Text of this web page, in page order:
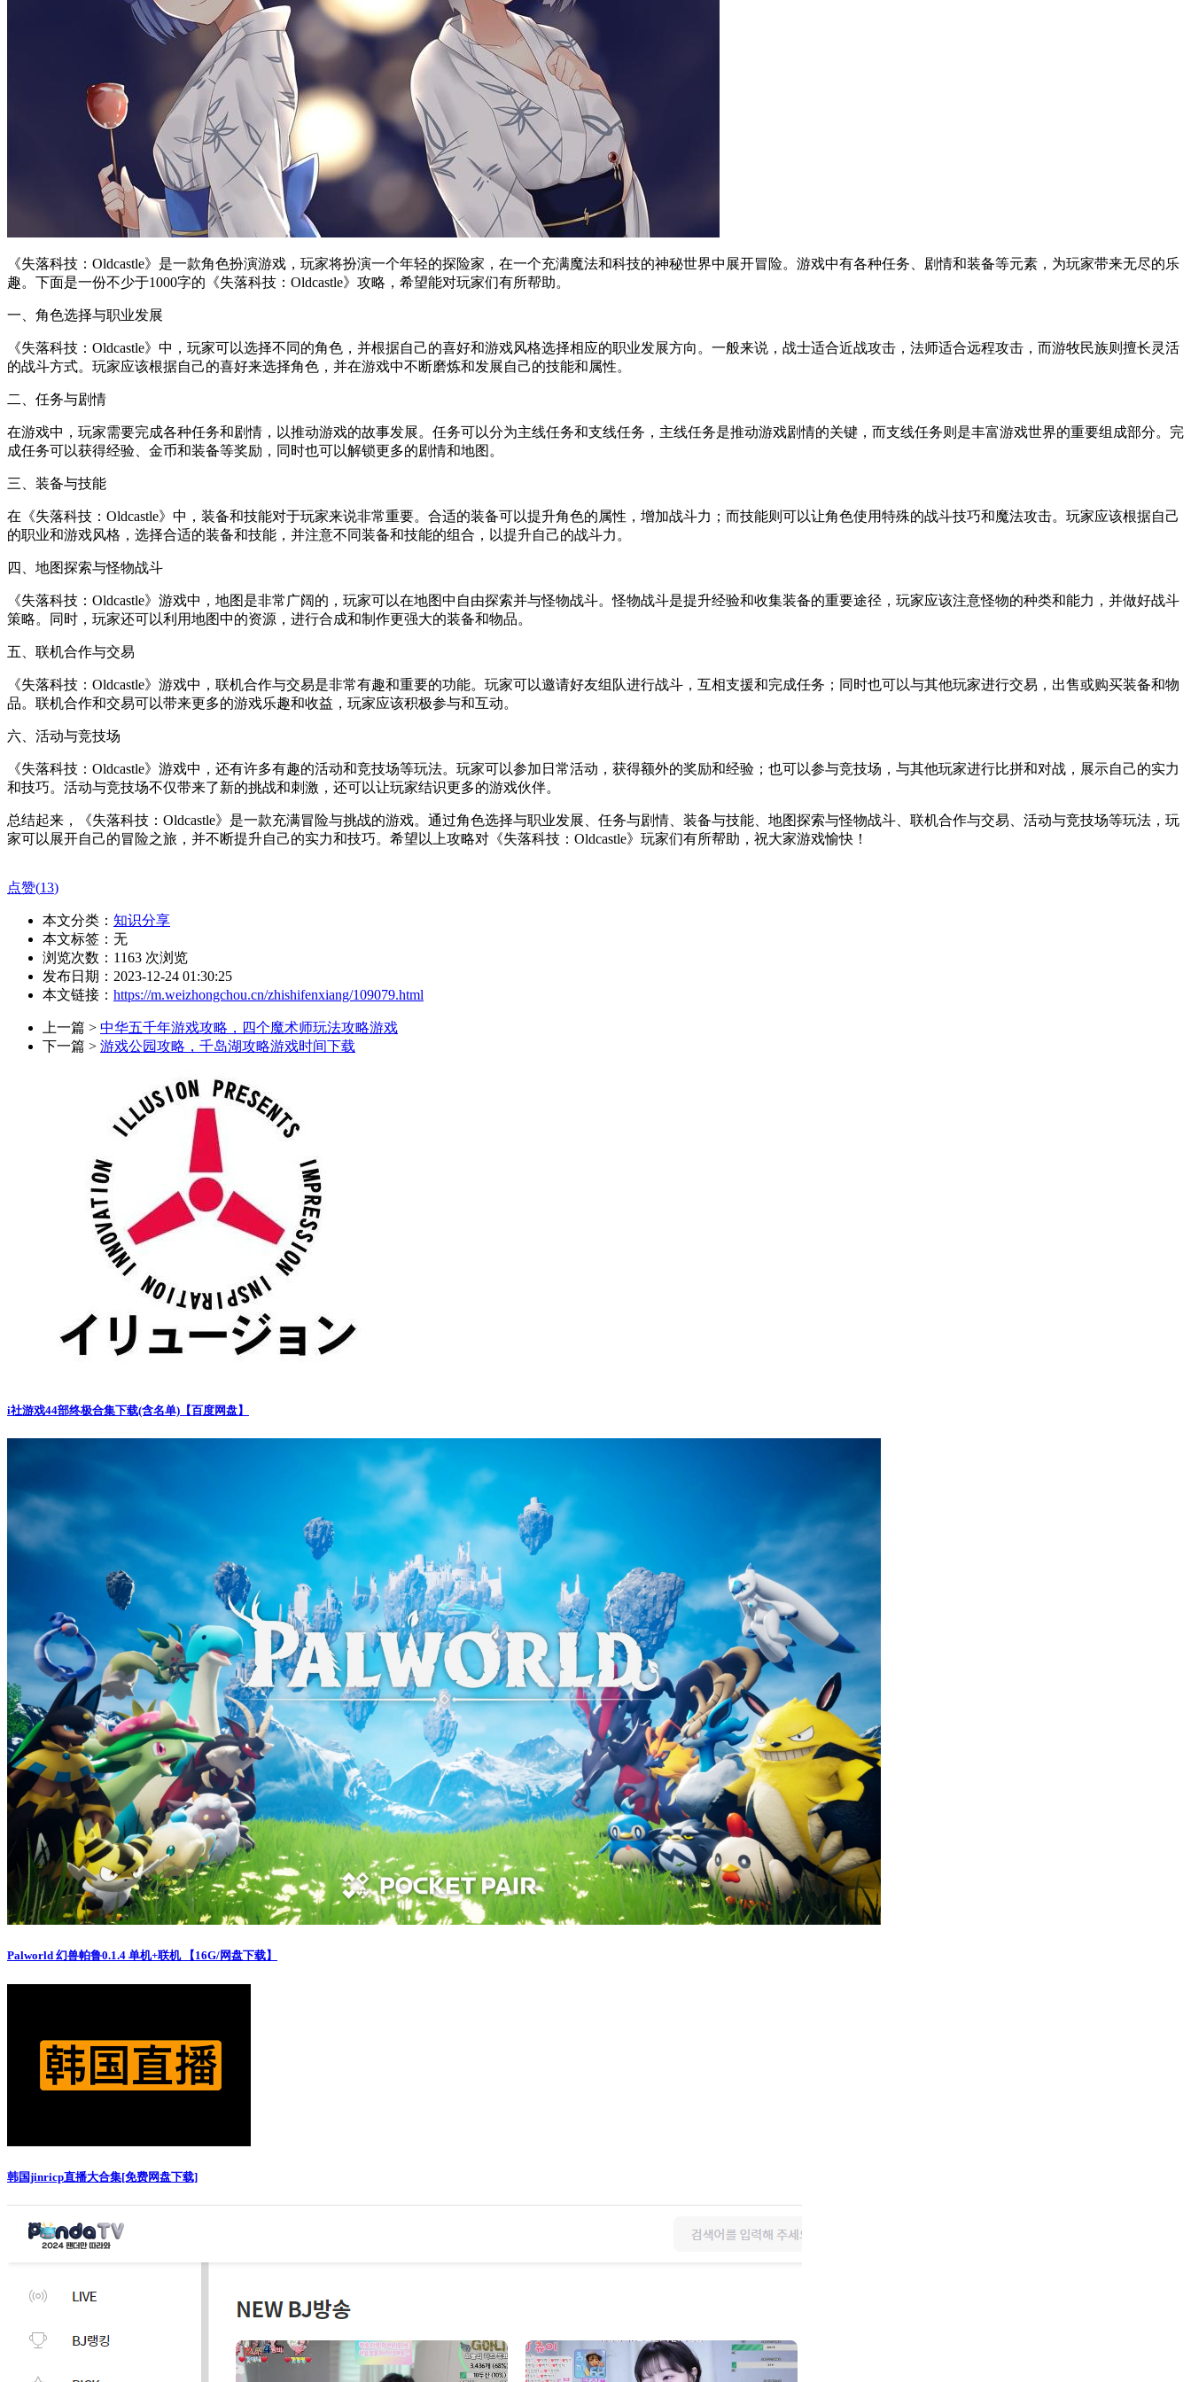
《失落科技：Oldcastle》是一款角色扮演游戏，玩家将扮演一个年轻的探险家，在一个充满魔法和科技的神秘世界中展开冒险。游戏中有各种任务、剧情和装备等元素，为玩家带来无尽的乐
趣。下面是一份不少于1000字的《失落科技：Oldcastle》攻略，希望能对玩家们有所帮助。
一、角色选择与职业发展
《失落科技：Oldcastle》中，玩家可以选择不同的角色，并根据自己的喜好和游戏风格选择相应的职业发展方向。一般来说，战士适合近战攻击，法师适合远程攻击，而游牧民族则擅长灵活
的战斗方式。玩家应该根据自己的喜好来选择角色，并在游戏中不断磨炼和发展自己的技能和属性。
二、任务与剧情
在游戏中，玩家需要完成各种任务和剧情，以推动游戏的故事发展。任务可以分为主线任务和支线任务，主线任务是推动游戏剧情的关键，而支线任务则是丰富游戏世界的重要组成部分。完
成任务可以获得经验、金币和装备等奖励，同时也可以解锁更多的剧情和地图。
三、装备与技能
在《失落科技：Oldcastle》中，装备和技能对于玩家来说非常重要。合适的装备可以提升角色的属性，增加战斗力；而技能则可以让角色使用特殊的战斗技巧和魔法攻击。玩家应该根据自己
的职业和游戏风格，选择合适的装备和技能，并注意不同装备和技能的组合，以提升自己的战斗力。
四、地图探索与怪物战斗
《失落科技：Oldcastle》游戏中，地图是非常广阔的，玩家可以在地图中自由探索并与怪物战斗。怪物战斗是提升经验和收集装备的重要途径，玩家应该注意怪物的种类和能力，并做好战斗
策略。同时，玩家还可以利用地图中的资源，进行合成和制作更强大的装备和物品。
五、联机合作与交易
《失落科技：Oldcastle》游戏中，联机合作与交易是非常有趣和重要的功能。玩家可以邀请好友组队进行战斗，互相支援和完成任务；同时也可以与其他玩家进行交易，出售或购买装备和物
品。联机合作和交易可以带来更多的游戏乐趣和收益，玩家应该积极参与和互动。
六、活动与竞技场
《失落科技：Oldcastle》游戏中，还有许多有趣的活动和竞技场等玩法。玩家可以参加日常活动，获得额外的奖励和经验；也可以参与竞技场，与其他玩家进行比拼和对战，展示自己的实力
和技巧。活动与竞技场不仅带来了新的挑战和刺激，还可以让玩家结识更多的游戏伙伴。
总结起来，《失落科技：Oldcastle》是一款充满冒险与挑战的游戏。通过角色选择与职业发展、任务与剧情、装备与技能、地图探索与怪物战斗、联机合作与交易、活动与竞技场等玩法，玩
家可以展开自己的冒险之旅，并不断提升自己的实力和技巧。希望以上攻略对《失落科技：Oldcastle》玩家们有所帮助，祝大家游戏愉快！
点赞(13)
本文分类： 知识分享
本文标签：无
浏览次数： 1163 次浏览
发布日期：2023-12-24 01:30:25
本文链接： https://m.weizhongchou.cn/zhishifenxiang/109079.html
上一篇 > 中华五千年游戏攻略，四个魔术师玩法攻略游戏
下一篇 > 游戏公园攻略，千岛湖攻略游戏时间下载
i社游戏44部终极合集下载(含名单)【百度网盘】
Palworld 幻兽帕鲁0.1.4 单机+联机 【16G/网盘下载】
韩国jinricp直播大合集[免费网盘下载]